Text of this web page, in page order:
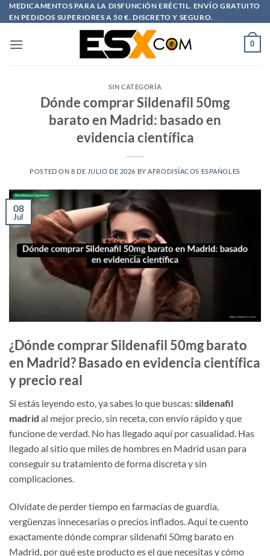
Saltar
al
MEDICAMENTOS PARA LA DISFUNCIÓN ERÉCTIL. ENVÍO GRATUITO
EN PEDIDOS SUPERIORES A 50 €. DISCRETO Y SEGURO.
0
SIN CATEGORÍA
Dónde comprar Sildenafil 50mg
barato en Madrid: basado en
evidencia científica
POSTED ON 8 DE JULIO DE 2026 BY AFRODISÍACOS ESPAÑOLES
08
Jul
¿Dónde comprar Sildenafil 50mg barato
en Madrid? Basado en evidencia científica
y precio real
Si estás leyendo esto, ya sabes lo que buscas: sildenafil
madrid al mejor precio, sin receta, con envío rápido y que
funcione de verdad. No has llegado aquí por casualidad. Has
llegado al sitio que miles de hombres en Madrid usan para
conseguir su tratamiento de forma discreta y sin
complicaciones.
Olvídate de perder tiempo en farmacias de guardia,
vergüenzas innecesarias o precios inflados. Aquí te cuento
exactamente dónde comprar sildenafil 50mg barato en
Madrid, por qué este producto es el que necesitas y cómo